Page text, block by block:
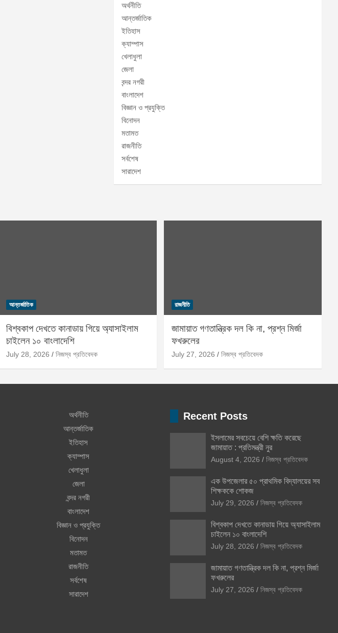
অর্থনীতি
আন্তর্জাতিক
ইতিহাস
ক্যাম্পাস
খেলাধুলা
জেলা
বন্দর নগরী
বাংলাদেশ
বিজ্ঞান ও প্রযুক্তি
বিনোদন
মতামত
রাজনীতি
সর্বশেষ
সারাদেশ
আন্তর্জাতিক
বিশ্বকাপ দেখতে কানাডায় গিয়ে অ্যাসাইলাম
চাইলেন ১০ বাংলাদেশি
July 28, 2026 নিজস্ব প্রতিবেদক
রাজনীতি
জামায়াত গণতান্ত্রিক দল কি না, প্রশ্ন মির্জা
ফখরুলের
July 27, 2026 নিজস্ব প্রতিবেদক
অর্থনীতি
আন্তর্জাতিক
ইতিহাস
ক্যাম্পাস
খেলাধুলা
জেলা
বন্দর নগরী
বাংলাদেশ
বিজ্ঞান ও প্রযুক্তি
বিনোদন
মতামত
রাজনীতি
সর্বশেষ
সারাদেশ
Recent Posts
ইসলামের সবচেয়ে বেশি ক্ষতি করেছে
জামায়াত : প্রতিমন্ত্রী নুর
August 4, 2026 নিজস্ব প্রতিবেদক
এক উপজেলার ৫০ প্রাথমিক বিদ্যালয়ের সব
শিক্ষককে শোকজ
July 29, 2026 নিজস্ব প্রতিবেদক
বিশ্বকাপ দেখতে কানাডায় গিয়ে অ্যাসাইলাম
চাইলেন ১০ বাংলাদেশি
July 28, 2026 নিজস্ব প্রতিবেদক
জামায়াত গণতান্ত্রিক দল কি না, প্রশ্ন মির্জা
ফখরুলের
July 27, 2026 নিজস্ব প্রতিবেদক